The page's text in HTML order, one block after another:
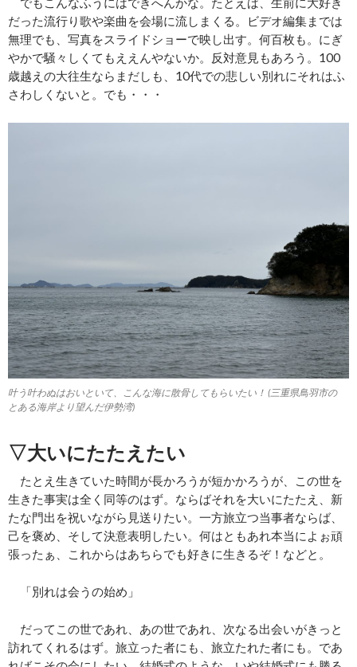
だった流行り歌や楽曲を会場に流しまくる。ビデオ編集までは
無理でも、写真をスライドショーで映し出す。何百枚も。にぎ
やかで騒々しくてもええんやないか。反対意見もあろう。100
歳越えの大往生ならまだしも、10代での悲しい別れにそれはふ
さわしくないと。でも・・・
叶う叶わぬはおいといて、こんな海に散骨してもらいたい！ (三重県鳥羽市の
とある海岸より望んだ伊勢湾)
▽大いにたたえたい
たとえ生きていた時間が長かろうが短かかろうが、この世を
生きた事実は全く同等のはず。ならばそれを大いにたたえ、新
たな門出を祝いながら見送りたい。一方旅立つ当事者ならば、
己を褒め、そして決意表明したい。何はともあれ本当によぉ頑
張ったぁ、これからはあちらでも好きに生きるぞ！などと。
「別れは会うの始め」
だってこの世であれ、あの世であれ、次なる出会いがきっと
訪れてくれるはず。旅立った者にも、旅立たれた者にも。であ